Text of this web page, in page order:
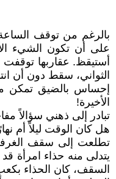
بالرغم من توقف
على أن تكون الشيء
أستيقظ. عقاربها توقفت
الثواني، سقط دون أن
إحساس بالضيق تمكن
الأخيرة!
تبادر إلى ذهني سؤالاً
هل كان الوقت ليلاً أم
تطلعت إلى سقف
يتدلى منه حذاء امرأة
السقف، كان الحذاء